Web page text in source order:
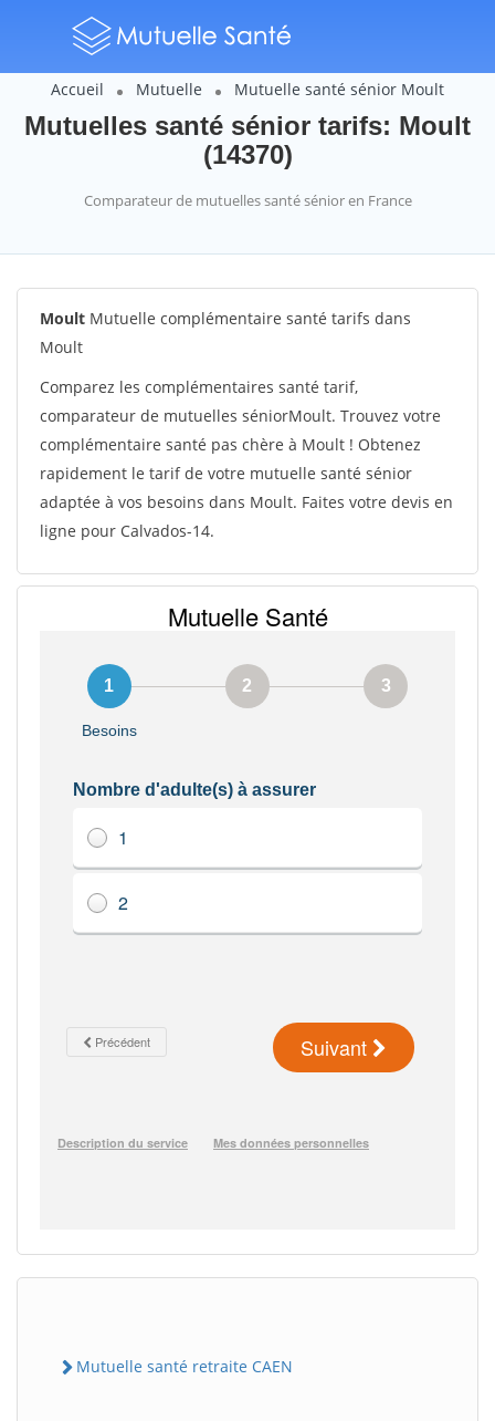
Accueil Mutuelle Mutuelle santé sénior Moult
Mutuelles santé sénior tarifs: Moult
(14370)
Comparateur de mutuelles santé sénior en France
Moult Mutuelle complémentaire santé tarifs dans
Moult
Comparez les complémentaires santé tarif,
comparateur de mutuelles séniorMoult. Trouvez votre
complémentaire santé pas chère à Moult ! Obtenez
rapidement le tarif de votre mutuelle santé sénior
adaptée à vos besoins dans Moult. Faites votre devis en
ligne pour Calvados-14.
Mutuelle santé retraite CAEN